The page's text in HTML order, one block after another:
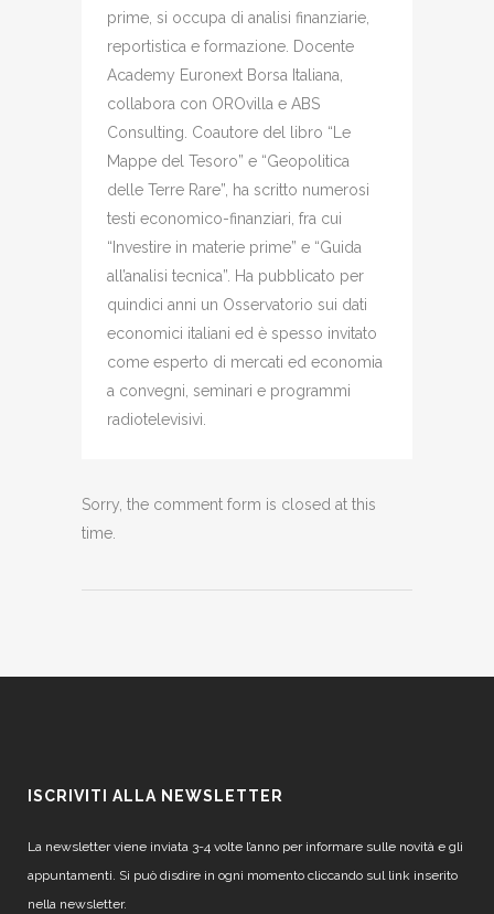
prime, si occupa di analisi finanziarie,
reportistica e formazione. Docente
Academy Euronext Borsa Italiana,
collabora con OROvilla e ABS
Consulting. Coautore del libro “Le
Mappe del Tesoro” e “Geopolitica
delle Terre Rare”, ha scritto numerosi
testi economico-finanziari, fra cui
“Investire in materie prime” e “Guida
all’analisi tecnica”. Ha pubblicato per
quindici anni un Osservatorio sui dati
economici italiani ed è spesso invitato
come esperto di mercati ed economia
a convegni, seminari e programmi
radiotelevisivi.
Sorry, the comment form is closed at this
time.
ISCRIVITI ALLA NEWSLETTER
La newsletter viene inviata 3-4 volte l’anno per informare sulle novità e gli
appuntamenti. Si può disdire in ogni momento cliccando sul link inserito
nella newsletter.